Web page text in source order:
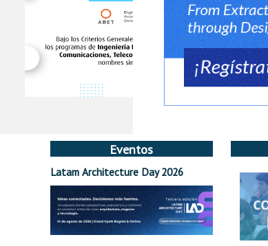
Eventos
Latam Architecture Day 2026